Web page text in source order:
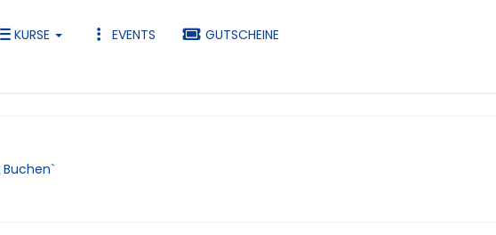
KURSE EVENTS GUTSCHEINE
Buchen`